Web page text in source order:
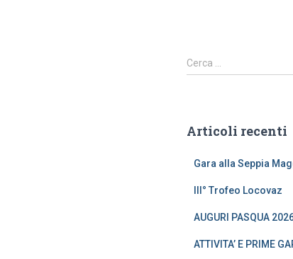
R
i
c
Cerca …
Articoli recenti
Gara alla Seppia
III° Trofeo Locovaz
AUGURI PASQUA
ATTIVITA’ E PRIME